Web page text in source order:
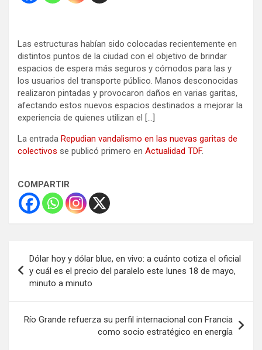
Las estructuras habían sido colocadas recientemente en
distintos puntos de la ciudad con el objetivo de brindar
espacios de espera más seguros y cómodos para las y
los usuarios del transporte público. Manos desconocidas
realizaron pintadas y provocaron daños en varias garitas,
afectando estos nuevos espacios destinados a mejorar la
experiencia de quienes utilizan el […]
La entrada Repudian vandalismo en las nuevas garitas de
colectivos se publicó primero en Actualidad TDF.
COMPARTIR
de
entradas
Dólar hoy y dólar blue, en vivo: a cuánto cotiza el oficial
y cuál es el precio del paralelo este lunes 18 de mayo,
minuto a minuto
Río Grande refuerza su perfil internacional con Francia
como socio estratégico en energía